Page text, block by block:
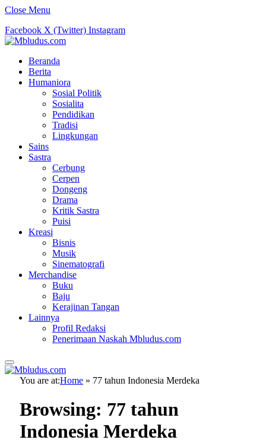
Close Menu
Facebook X (Twitter) Instagram
Beranda
Berita
Humaniora
Sosial Politik
Sosialita
Pendidikan
Tradisi
Lingkungan
Sains
Sastra
Cerbung
Cerpen
Dongeng
Drama
Kritik Sastra
Puisi
Kreasi
Bisnis
Musik
Sinematografi
Merchandise
Buku
Baju
Kerajinan Tangan
Lainnya
Profil Redaksi
Penerimaan Naskah Mbludus.com
You are at:Home » 77 tahun Indonesia Merdeka
Browsing: 77 tahun
Indonesia Merdeka